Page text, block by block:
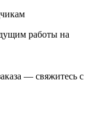
работы на
— свяжитесь с